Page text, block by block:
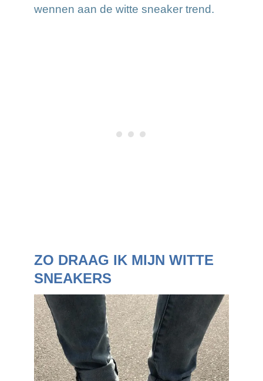
wennen aan de witte sneaker trend.
ZO DRAAG IK MIJN WITTE
SNEAKERS